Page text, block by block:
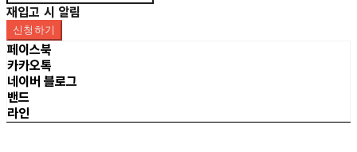
재입고 시 알림
신청하기
페이스북
카카오톡
네이버 블로그
밴드
라인